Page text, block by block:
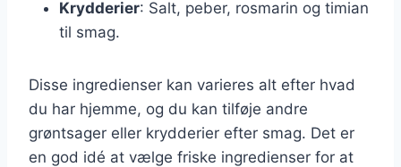
Krydderier: Salt, peber, rosmarin og timian
til smag.
Disse ingredienser kan varieres alt efter hvad
du har hjemme, og du kan tilføje andre
grøntsager eller krydderier efter smag. Det er
en god idé at vælge friske ingredienser for at